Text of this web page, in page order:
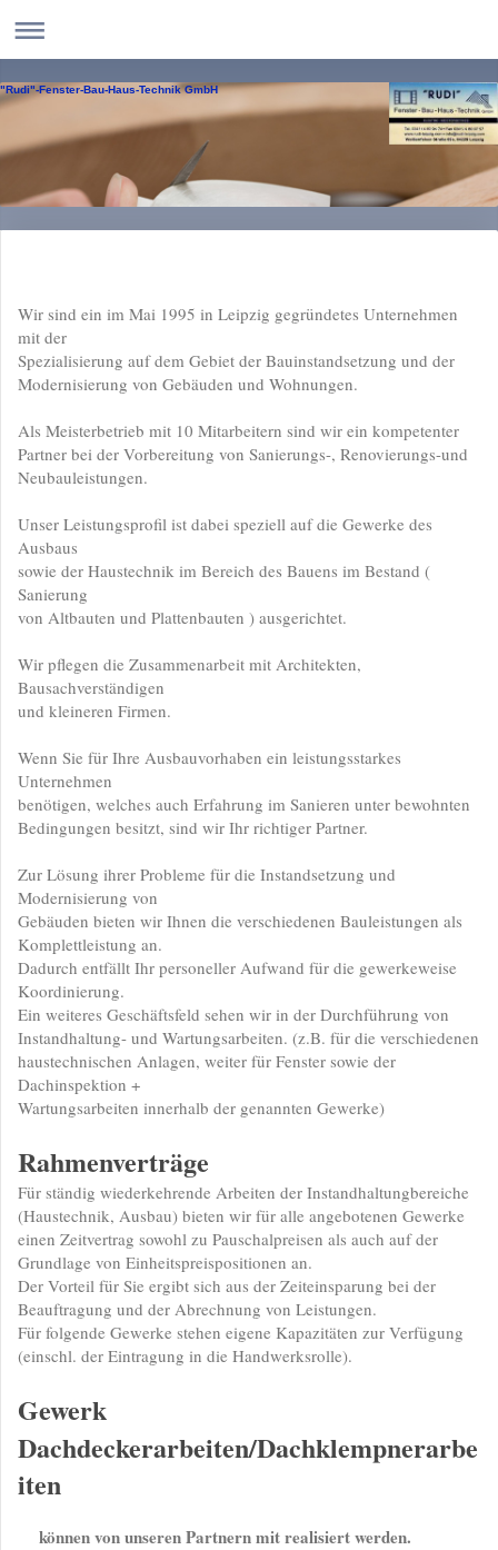
"Rudi"-Fenster-Bau-Haus-Technik GmbH
Wir sind ein im Mai 1995 in Leipzig gegründetes Unternehmen
mit der
Spezialisierung auf dem Gebiet der Bauinstandsetzung und der
Modernisierung von Gebäuden und Wohnungen.
Als Meisterbetrieb mit 10 Mitarbeitern sind wir ein kompetenter
Partner bei der Vorbereitung von Sanierungs-, Renovierungs-und
Neubauleistungen.
Unser Leistungsprofil ist dabei speziell auf die Gewerke des
Ausbaus
sowie der Haustechnik im Bereich des Bauens im Bestand (
Sanierung
von Altbauten und Plattenbauten ) ausgerichtet.
Wir pflegen die Zusammenarbeit mit Architekten,
Bausachverständigen
und kleineren Firmen.
Wenn Sie für Ihre Ausbauvorhaben ein leistungsstarkes
Unternehmen
benötigen, welches auch Erfahrung im Sanieren unter bewohnten
Bedingungen besitzt, sind wir Ihr richtiger Partner.
Zur Lösung ihrer Probleme für die Instandsetzung und
Modernisierung von
Gebäuden bieten wir Ihnen die verschiedenen Bauleistungen als
Komplettleistung an.
Dadurch entfällt Ihr personeller Aufwand für die gewerkeweise
Koordinierung.
Ein weiteres Geschäftsfeld sehen wir in der Durchführung von
Instandhaltung- und Wartungsarbeiten. (z.B. für die verschiedenen
haustechnischen Anlagen, weiter für Fenster sowie der
Dachinspektion +
Wartungsarbeiten innerhalb der genannten Gewerke)
Rahmenverträge
Für ständig wiederkehrende Arbeiten der Instandhaltungbereiche
(Haustechnik, Ausbau) bieten wir für alle angebotenen Gewerke
einen Zeitvertrag sowohl zu Pauschalpreisen als auch auf der
Grundlage von Einheitspreispositionen an.
Der Vorteil für Sie ergibt sich aus der Zeiteinsparung bei der
Beauftragung und der Abrechnung von Leistungen.
Für folgende Gewerke stehen eigene Kapazitäten zur Verfügung
(einschl. der Eintragung in die Handwerksrolle).
Gewerk
Dachdeckerarbeiten/Dachklempnerarbe
iten
können von unseren Partnern mit realisiert werden.